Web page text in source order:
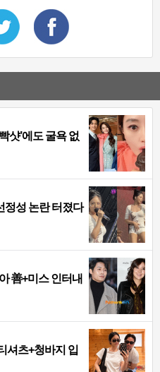
샷’에도 굴욕 없
성 논란 터졌다
善+미스 인터내
셔츠+청바지 입